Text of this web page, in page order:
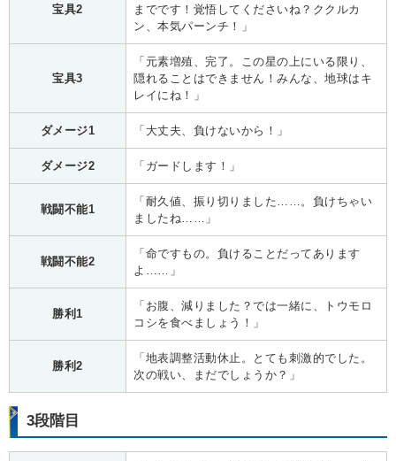
宝具2
までです！覚悟してくださいね？ククルカ
ン、本気パーンチ！」
宝具3
「元素増殖、完了。この星の上にいる限り、
隠れることはできません！みんな、地球はキ
レイにね！」
ダメージ1 「大丈夫、負けないから！」
ダメージ2 「ガードします！」
戦闘不能1
「耐久値、振り切りました……。負けちゃい
ましたね……」
戦闘不能2
「命ですもの。負けることだってあります
よ……」
勝利1
「お腹、減りました？では一緒に、トウモロ
コシを食べましょう！」
勝利2
「地表調整活動休止。とても刺激的でした。
次の戦い、まだでしょうか？」
3段階目